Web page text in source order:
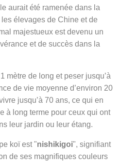
aurait été ramenée dans la
élevages de Chine et de
majestueux est devenu un
et de succès dans la
mètre de long et peser jusqu’à
de vie moyenne d’environ 20
jusqu’à 70 ans, ce qui en
à long terme pour ceux qui ont
leur jardin ou leur étang.
koï est "nishikigoi", signifiant
de ses magnifiques couleurs